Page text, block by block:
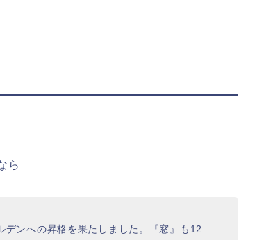
ら
デンへの昇格を果たしました。『窓』も12